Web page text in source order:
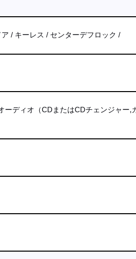
キーレス センターデフロック
ーディオ（CDまたはCDチェンジャー,